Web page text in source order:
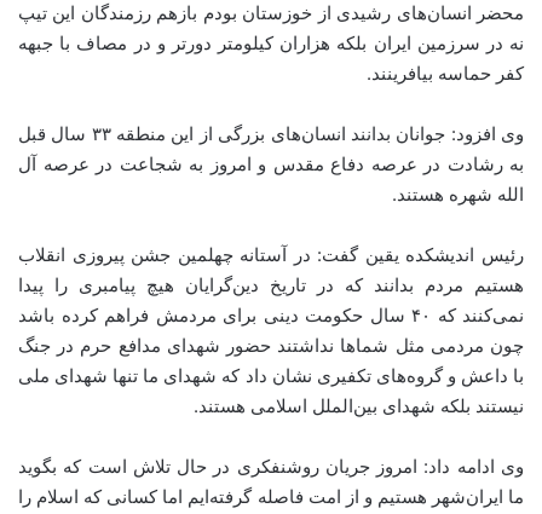
محضر انسان‌های رشیدی از خوزستان بودم بازهم رزمندگان این تیپ
نه در سرزمین ایران بلکه هزاران کیلومتر دورتر و در مصاف با جبهه
کفر حماسه بیافرینند.
وی افزود: جوانان بدانند انسان‌های بزرگی از این منطقه ۳۳ سال قبل
به رشادت در عرصه دفاع مقدس و امروز به شجاعت در عرصه آل
الله شهره هستند.
رئیس اندیشکده یقین گفت: در آستانه چهلمین جشن پیروزی انقلاب
هستیم مردم بدانند که در تاریخ دین‌گرایان هیچ پیامبری را پیدا
نمی‌کنند که ۴۰ سال حکومت دینی برای مردمش فراهم کرده باشد
چون مردمی مثل شماها نداشتند حضور شهدای مدافع حرم در جنگ
با داعش و گروه‌های تکفیری نشان داد که شهدای ما تنها شهدای ملی
نیستند بلکه شهدای بین‌الملل اسلامی هستند.
وی ادامه داد: امروز جریان روشنفکری در حال تلاش است که بگوید
ما ایران‌شهر هستیم و از امت فاصله گرفته‌ایم اما کسانی که اسلام را